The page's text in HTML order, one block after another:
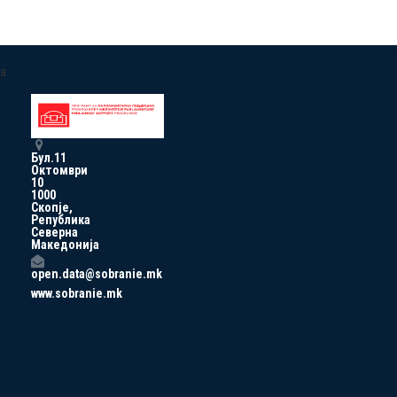
a
Бул.11
Октомври
10
1000
Скопје,
Република
Северна
Македонија
open.data@sobranie.mk
www.sobranie.mk